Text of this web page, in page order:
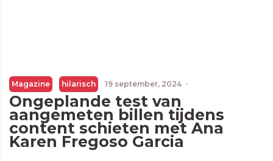
Magazine hilarisch 19 september, 2024 ·
Ongeplande test van
aangemeten billen tijdens
content schieten met Ana
Karen Fregoso Garcia